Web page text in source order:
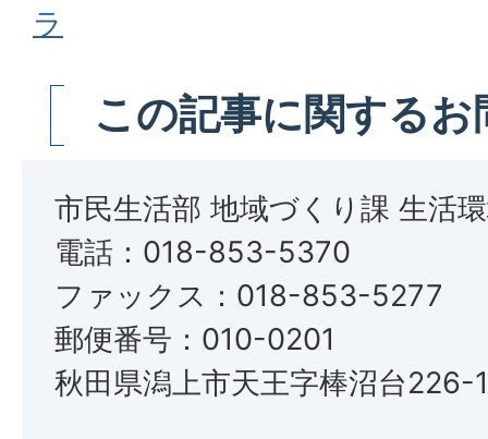
ラ
この記事に関する
市民生活部 地域づくり課 生活
電話：018-853-5370
ファックス：018-853-5277
郵便番号：010-0201
秋田県潟上市天王字棒沼台226-1